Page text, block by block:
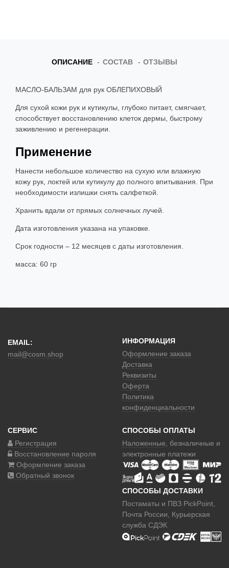
ОПИСАНИЕ СОСТАВ ОТЗЫВЫ
МАСЛО-БАЛЬЗАМ для рук ОБЛЕПИХОВЫЙ
Для сухой кожи рук и кутикулы, глубоко питает, смягчает,
способствует восстановлению клеток дермы, быстрому
заживлению и регенерации.
Применение
Нанести небольшое количество на сухую или влажную
кожу рук, локтей или кутикулу до полного впитывания. При
необходимости излишки снять салфеткой.
Хранить вдали от прямых солнечных лучей.
Дата изготовления указана на упаковке.
Срок годности – 12 месяцев с даты изготовления.
масса: 60 гр
EMAIL:
mail@cosm.shop
ИНФОРМАЦИЯ
Оформление заказа
Доставка
Реквизиты
Оферта
Политика
конфиденциальности
СЕРВИС
Регистрация
Восстановление пароля
Оформление заказа
Обратный звонок
СПОСОБЫ ОПЛАТЫ
Наложенные , безналичные и
электронные платежи
СПОСОБЫ ДОСТАВКИ
Постаматы и ПВЗ PickPoint,
Почта России, Курьерская
служба СДЭК